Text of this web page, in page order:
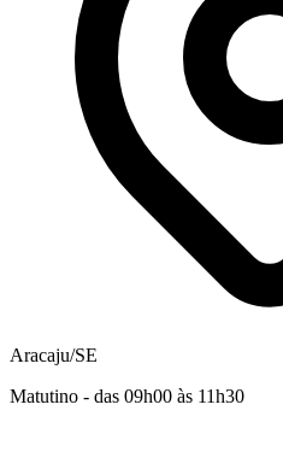
Aracaju/SE
Matutino - das 09h00 às 11h30